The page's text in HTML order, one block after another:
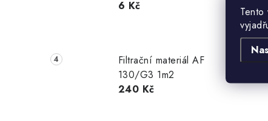
6 Kč
Filtrační materiál AF
130/G3 1m2
240 Kč